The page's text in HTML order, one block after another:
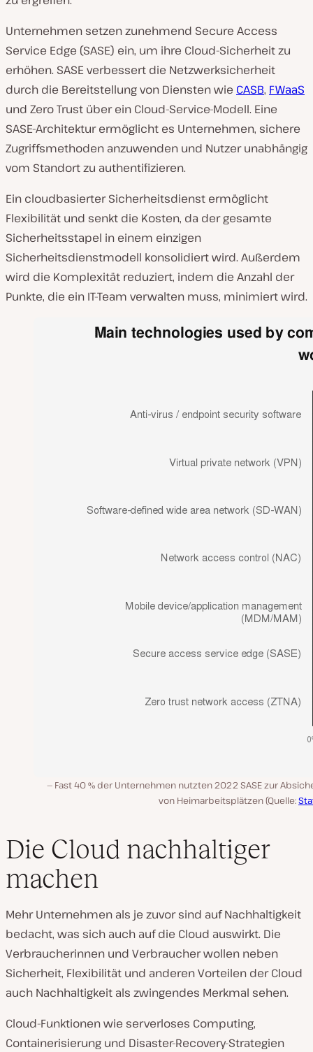
Unternehmen setzen zunehmend Secure Access
Service Edge (SASE) ein, um ihre Cloud-Sicherheit zu
erhöhen. SASE verbessert die Netzwerksicherheit
durch die Bereitstellung von Diensten wie CASB, FWaaS
und Zero Trust über ein Cloud-Service-Modell. Eine
SASE-Architektur ermöglicht es Unternehmen, sichere
Zugriffsmethoden anzuwenden und Nutzer unabhängig
vom Standort zu authentifizieren.
Ein cloudbasierter Sicherheitsdienst ermöglicht
Flexibilität und senkt die Kosten, da der gesamte
Sicherheitsstapel in einem einzigen
Sicherheitsdienstmodell konsolidiert wird. Außerdem
wird die Komplexität reduziert, indem die Anzahl der
Punkte, die ein IT-Team verwalten muss, minimiert wird.
Fast 40 % der Unternehmen nutzten 2022 SASE zur
von Heimarbeitsplätzen (Quelle:
Die Cloud nachhaltiger
machen
Mehr Unternehmen als je zuvor sind auf Nachhaltigkeit
bedacht, was sich auch auf die Cloud auswirkt. Die
Verbraucherinnen und Verbraucher wollen neben
Sicherheit, Flexibilität und anderen Vorteilen der Cloud
auch Nachhaltigkeit als zwingendes Merkmal sehen.
Cloud-Funktionen wie serverloses Computing,
Containerisierung und Disaster-Recovery-Strategien